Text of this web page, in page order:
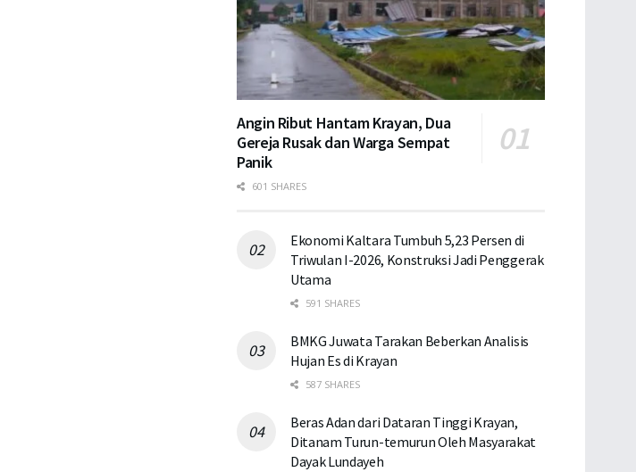
Angin Ribut Hantam Krayan, Dua
Gereja Rusak dan Warga Sempat
Panik
601 SHARES
Ekonomi Kaltara Tumbuh 5,23 Persen di
Triwulan I-2026, Konstruksi Jadi Penggerak
Utama
591 SHARES
BMKG Juwata Tarakan Beberkan Analisis
Hujan Es di Krayan
587 SHARES
Beras Adan dari Dataran Tinggi Krayan,
Ditanam Turun-temurun Oleh Masyarakat
Dayak Lundayeh